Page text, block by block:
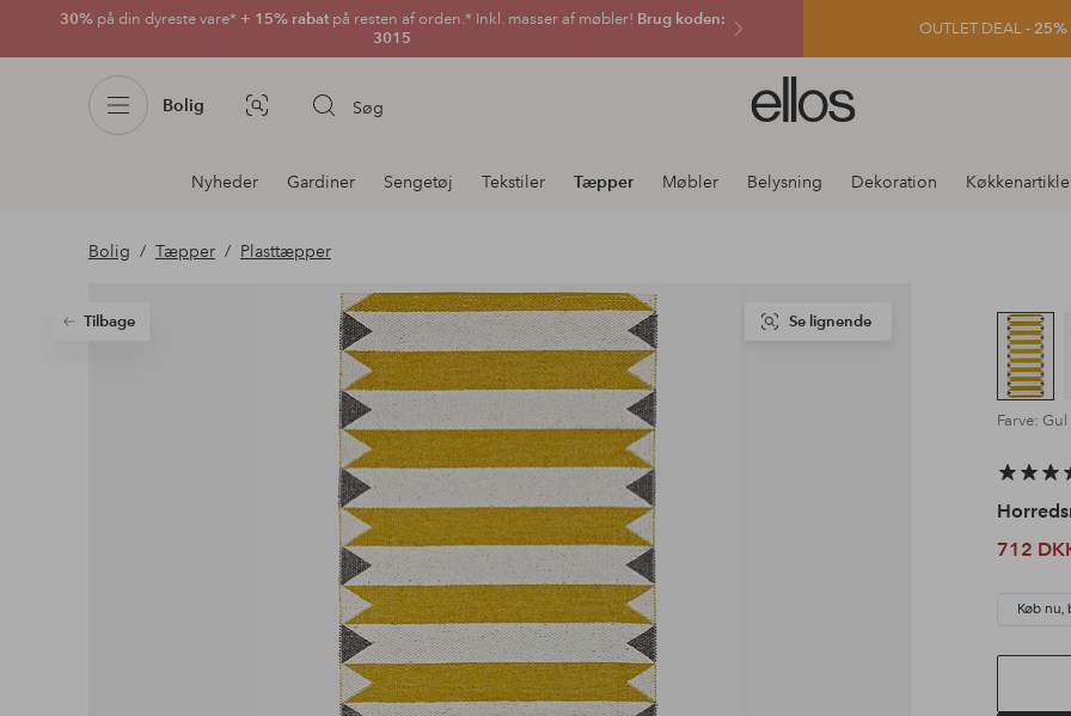
30% på din dyreste vare* + 15% rabatpå resten af orden.* Inkl. masser af møbler! Brug koden:
3015
OUTLET DEAL - 25%
Bolig Billedsøgning Søg
Ellos
logo
gå
Afdelningsnavigation
Nyheder Gardiner Sengetøj Tekstiler Tæpper Møbler Belysning Dekoration
Bolig Tæpper Plasttæpper
Tilbage Se lignende
Farve: Gul
712
Køb nu,